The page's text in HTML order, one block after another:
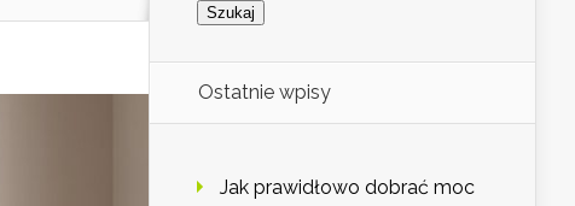
Ostatnie wpisy
Jak prawidłowo dobrać moc